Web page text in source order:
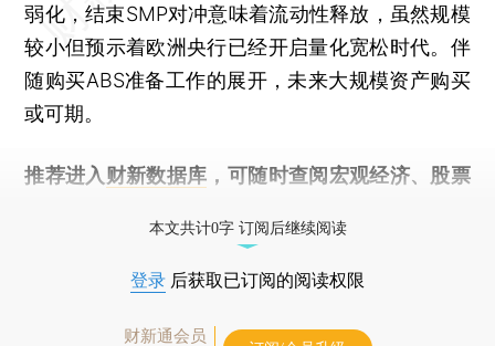
弱化，结束SMP对冲意味着流动性释放，虽然规模
较小但预示着欧洲央行已经开启量化宽松时代。伴
随购买ABS准备工作的展开，未来大规模资产购买
或可期。
推荐进入 财新数据库 ，可随时查阅宏观经济、股票
本文共计0字 订阅后继续阅读
登录 后获取已订阅的阅读权限
财新通会员